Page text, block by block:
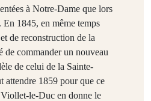
à Notre-Dame que lors
En 1845, en même temps
de reconstruction de la
de commander un nouveau
de celui de la Sainte-
attendre 1859 pour que ce
le-Duc en donne le